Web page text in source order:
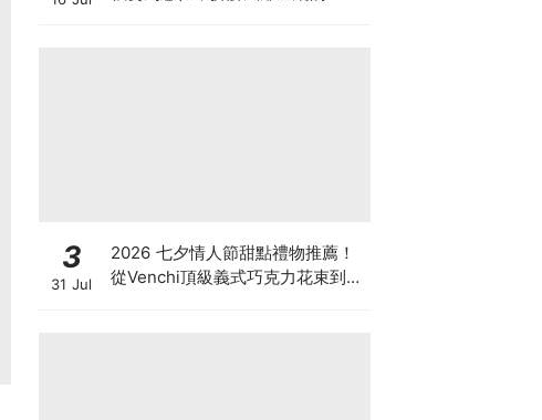
3
31 Jul
2026 七夕情人節甜點禮物推薦！
從Venchi頂級義式巧克力花束到